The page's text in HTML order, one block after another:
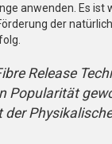
anwenden. Es ist
der
Release
Popularität
der